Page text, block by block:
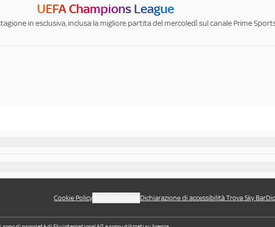
UEFA Champions League
in esclusiva, inclusa la migliore partita del mercoledì sul canale Prime
Cookie Policy Dichiarazione di accessibilità Trova Sky Bar